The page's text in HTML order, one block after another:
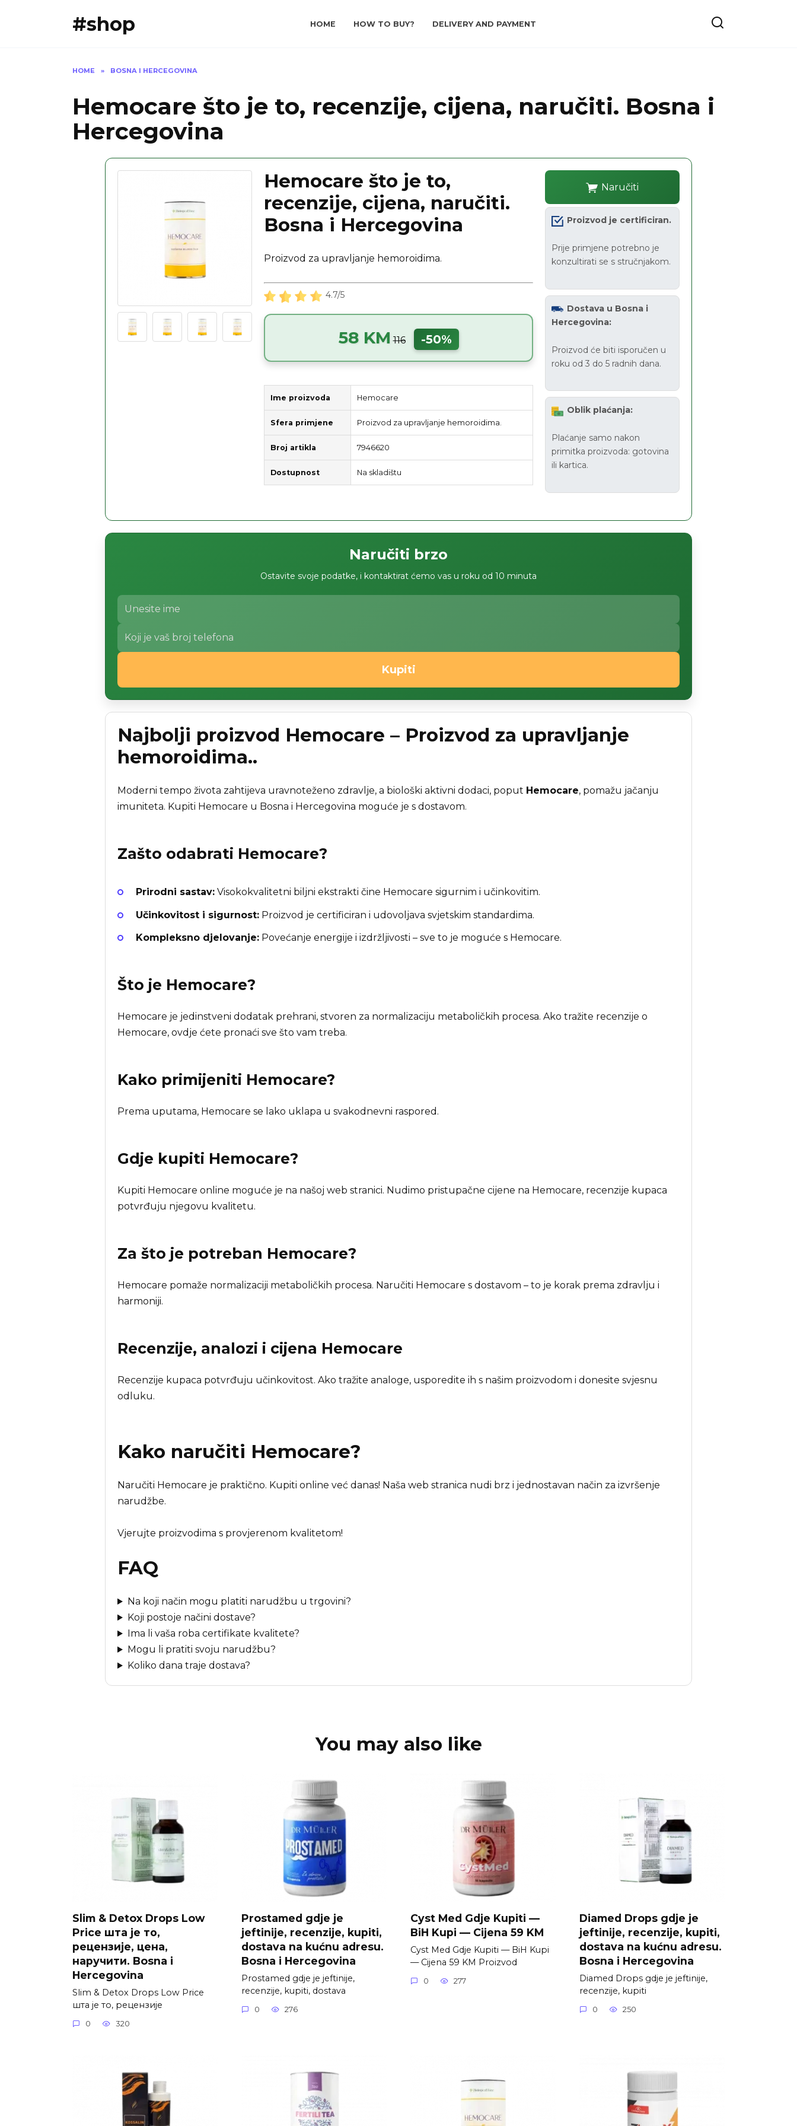
#shop HOME HOW TO BUY? DELIVERY AND PAYMENT
HOME » BOSNA I HERCEGOVINA
Hemocare što je to, recenzije, cijena, naručiti. Bosna i
Hercegovina
Hemocare što je to,
recenzije, cijena, naručiti.
Bosna i Hercegovina
Proizvod za upravljanje hemoroidima.
4.7/5
58 KM 116 -50%
Ime proizvoda Hemocare
Sfera primjene Proizvod za upravljanje hemoroidima.
Broj artikla 7946620
Dostupnost Na skladištu
Naručiti
Proizvod je certificiran.
Prije primjene potrebno je
konzultirati se s stručnjakom.
Dostava u Bosna i
Hercegovina:
Proizvod će biti isporučen u
roku od 3 do 5 radnih dana.
Oblik plaćanja:
Plaćanje samo nakon
primitka proizvoda: gotovina
ili kartica.
Naručiti brzo
Ostavite svoje podatke, i kontaktirat ćemo vas u roku od 10 minuta
Kupiti
Najbolji proizvod Hemocare – Proizvod za upravljanje
hemoroidima..
Moderni tempo života zahtijeva uravnoteženo zdravlje, a biološki aktivni dodaci, poput Hemocare, pomažu jačanju
imuniteta. Kupiti Hemocare u Bosna i Hercegovina moguće je s dostavom.
Zašto odabrati Hemocare?
Prirodni sastav:Visokokvalitetni biljni ekstrakti čine Hemocare sigurnim i učinkovitim.
Učinkovitost i sigurnost:Proizvod je certificiran i udovoljava svjetskim standardima.
Kompleksno djelovanje:Povećanje energije i izdržljivosti – sve to je moguće s Hemocare.
Što je Hemocare?
Hemocare je jedinstveni dodatak prehrani, stvoren za normalizaciju metaboličkih procesa. Ako tražite recenzije o
Hemocare, ovdje ćete pronaći sve što vam treba.
Kako primijeniti Hemocare?
Prema uputama, Hemocare se lako uklapa u svakodnevni raspored.
Gdje kupiti Hemocare?
Kupiti Hemocare online moguće je na našoj web stranici. Nudimo pristupačne cijene na Hemocare, recenzije kupaca
potvrđuju njegovu kvalitetu.
Za što je potreban Hemocare?
Hemocare pomaže normalizaciji metaboličkih procesa. Naručiti Hemocare s dostavom – to je korak prema zdravlju i
harmoniji.
Recenzije, analozi i cijena Hemocare
Recenzije kupaca potvrđuju učinkovitost. Ako tražite analoge, usporedite ih s našim proizvodom i donesite svjesnu
odluku.
Kako naručiti Hemocare?
Naručiti Hemocare je praktično. Kupiti online već danas! Naša web stranica nudi brz i jednostavan način za izvršenje
narudžbe.
Vjerujte proizvodima s provjerenom kvalitetom!
FAQ
Na koji način mogu platiti narudžbu u trgovini?
Koji postoje načini dostave?
Ima li vaša roba certifikate kvalitete?
Mogu li pratiti svoju narudžbu?
Koliko dana traje dostava?
You may also like
Slim & Detox Drops Low
Price шта је то,
рецензије, цена,
наручити. Bosna i
Hercegovina
Slim & Detox Drops Low Price
шта је то, рецензије
0 320
Prostamed gdje je
jeftinije, recenzije, kupiti,
dostava na kućnu adresu.
Bosna i Hercegovina
Prostamed gdje je jeftinije,
recenzije, kupiti, dostava
0 276
Cyst Med Gdje Kupiti —
BiH Kupi — Cijena 59 KM
Cyst Med Gdje Kupiti — BiH Kupi
— Cijena 59 KM Proizvod
0 277
Diamed Drops gdje je
jeftinije, recenzije, kupiti,
dostava na kućnu adresu.
Bosna i Hercegovina
Diamed Drops gdje je jeftinije,
recenzije, kupiti
0 250